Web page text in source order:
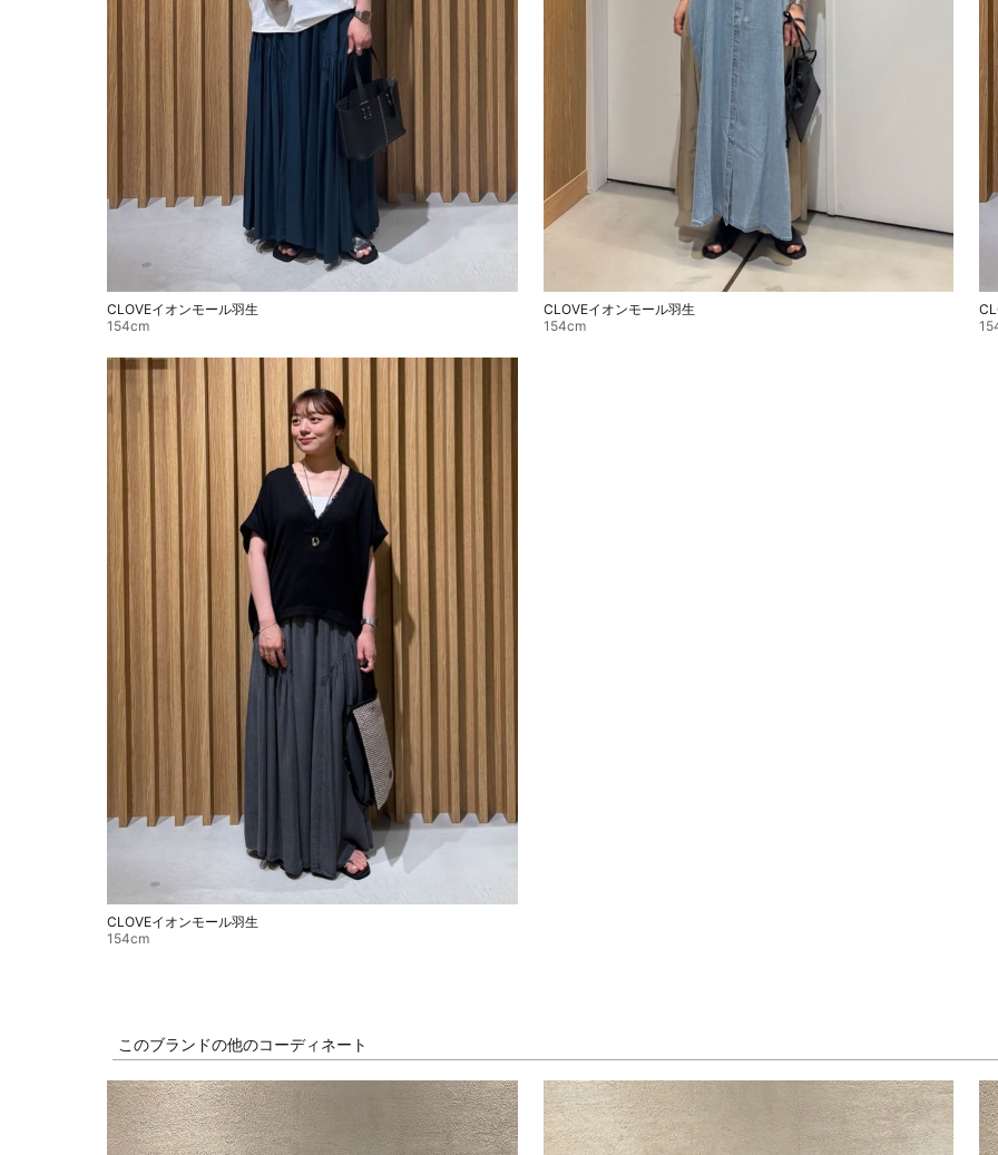
CLOVEイオンモール羽生
154cm
CLOVEイオンモール羽生
154cm
CLOVEイオンモール羽生
154cm
このブランドの他のコーディネート